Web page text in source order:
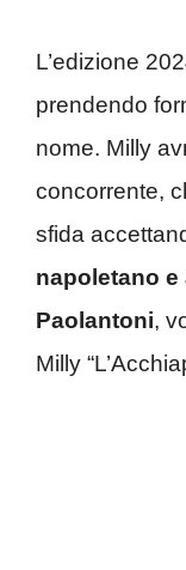
L’edizione
prendendo
nome. Milly
concorrente,
sfida
napoletano
Paolantoni,
Milly